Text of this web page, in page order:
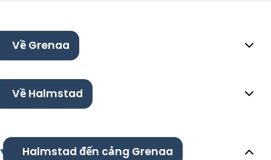
Về Grenaa
Về Halmstad
Halmstad đến cảng Grenaa